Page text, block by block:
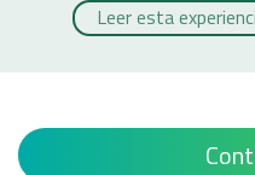
Leer esta